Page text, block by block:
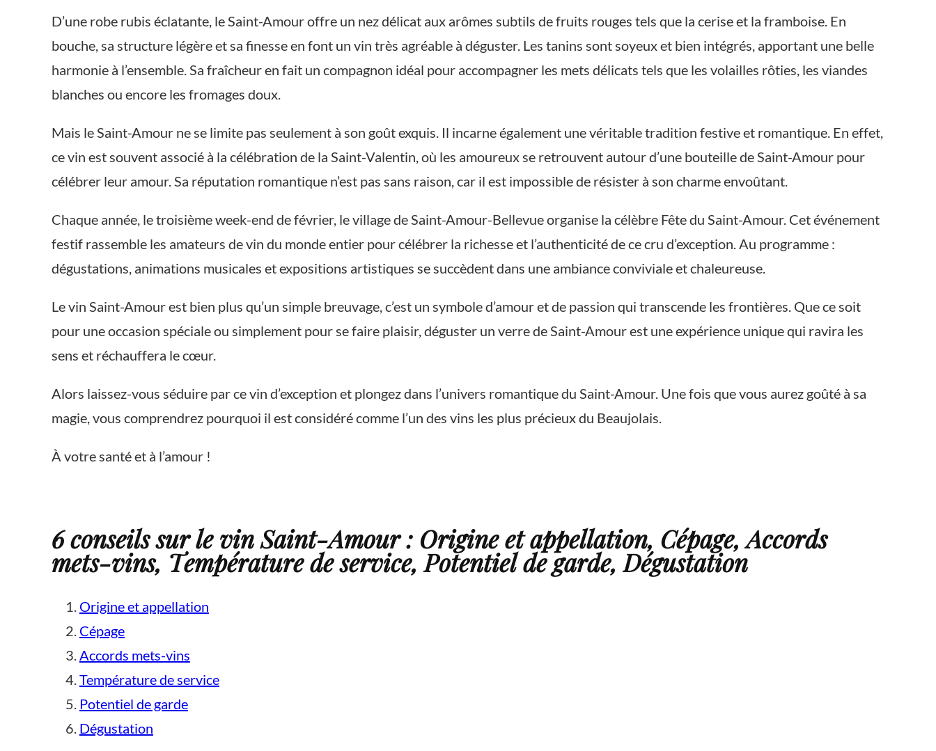
D’une robe rubis éclatante, le Saint-Amour offre un nez délicat aux arômes subtils de fruits rouges tels que la cerise et la framboise. En
bouche, sa structure légère et sa finesse en font un vin très agréable à déguster. Les tanins sont soyeux et bien intégrés, apportant une belle
harmonie à l’ensemble. Sa fraîcheur en fait un compagnon idéal pour accompagner les mets délicats tels que les volailles rôties, les viandes
blanches ou encore les fromages doux.
Mais le Saint-Amour ne se limite pas seulement à son goût exquis. Il incarne également une véritable tradition festive et romantique. En effet,
ce vin est souvent associé à la célébration de la Saint-Valentin, où les amoureux se retrouvent autour d’une bouteille de Saint-Amour pour
célébrer leur amour. Sa réputation romantique n’est pas sans raison, car il est impossible de résister à son charme envoûtant.
Chaque année, le troisième week-end de février, le village de Saint-Amour-Bellevue organise la célèbre Fête du Saint-Amour. Cet événement
festif rassemble les amateurs de vin du monde entier pour célébrer la richesse et l’authenticité de ce cru d’exception. Au programme :
dégustations, animations musicales et expositions artistiques se succèdent dans une ambiance conviviale et chaleureuse.
Le vin Saint-Amour est bien plus qu’un simple breuvage, c’est un symbole d’amour et de passion qui transcende les frontières. Que ce soit
pour une occasion spéciale ou simplement pour se faire plaisir, déguster un verre de Saint-Amour est une expérience unique qui ravira les
sens et réchauffera le cœur.
Alors laissez-vous séduire par ce vin d’exception et plongez dans l’univers romantique du Saint-Amour. Une fois que vous aurez goûté à sa
magie, vous comprendrez pourquoi il est considéré comme l’un des vins les plus précieux du Beaujolais.
À votre santé et à l’amour !
6 conseils sur le vin Saint-Amour : Origine et appellation, Cépage, Accords
mets-vins, Température de service, Potentiel de garde, Dégustation
Origine et appellation
Cépage
Accords mets-vins
Température de service
Potentiel de garde
Dégustation